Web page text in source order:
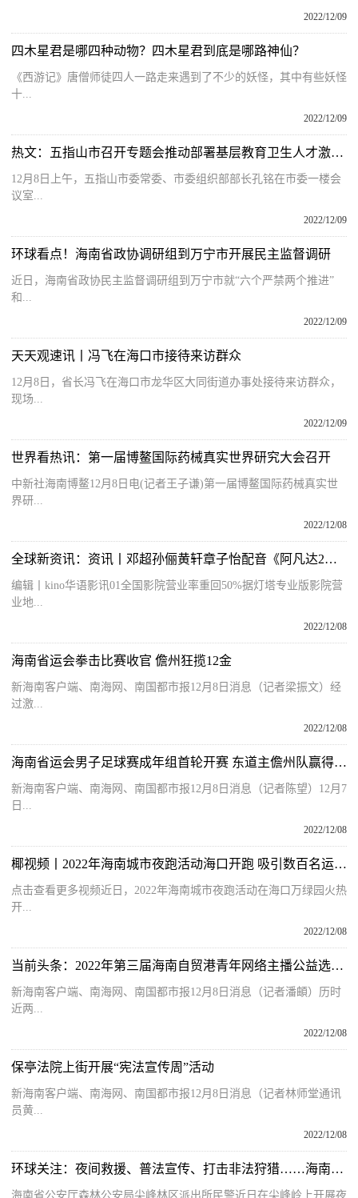
2022/12/09
四木星君是哪四种动物？四木星君到底是哪路神仙？
《西游记》唐僧师徒四人一路走来遇到了不少的妖怪，其中有些妖怪
十...
2022/12/09
热文：五指山市召开专题会推动部署基层教育卫生人才激励机制改革工作
12月8日上午，五指山市委常委、市委组织部部长孔铭在市委一楼会
议室...
2022/12/09
环球看点！海南省政协调研组到万宁市开展民主监督调研
近日，海南省政协民主监督调研组到万宁市就“六个严禁两个推进”
和...
2022/12/09
天天观速讯丨冯飞在海口市接待来访群众
12月8日，省长冯飞在海口市龙华区大同街道办事处接待来访群众，
现场...
2022/12/09
世界看热讯：第一届博鳌国际药械真实世界研究大会召开
中新社海南博鳌12月8日电(记者王子谦)第一届博鳌国际药械真实世
界研...
2022/12/08
全球新资讯：资讯丨邓超孙俪黄轩章子怡配音《阿凡达2》 第四届海南岛国际电影节重启
编辑丨kino华语影讯01全国影院营业率重回50%据灯塔专业版影院营
业地...
2022/12/08
海南省运会拳击比赛收官 儋州狂揽12金
新海南客户端、南海网、南国都市报12月8日消息（记者梁振文）经
过激...
2022/12/08
海南省运会男子足球赛成年组首轮开赛 东道主儋州队赢得开门红
新海南客户端、南海网、南国都市报12月8日消息（记者陈望）12月7
日...
2022/12/08
椰视频丨2022年海南城市夜跑活动海口开跑 吸引数百名运动爱好者参与
点击查看更多视频近日，2022年海南城市夜跑活动在海口万绿园火热
开...
2022/12/08
当前头条：2022年第三届海南自贸港青年网络主播公益选拔赛暨动感地带星主播选拔赛复赛名单出炉
新海南客户端、南海网、南国都市报12月8日消息（记者潘頔）历时
近两...
2022/12/08
保亭法院上街开展“宪法宣传周”活动
新海南客户端、南海网、南国都市报12月8日消息（记者林师堂通讯
员黄...
2022/12/08
环球关注：夜间救援、普法宣传、打击非法狩猎……海南警民这样联动共护林区平安
海南省公安厅森林公安局尖峰林区派出所民警近日在尖峰岭上开展夜